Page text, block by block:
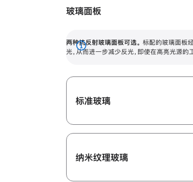
有高亮光源的场所使用，也能保持出色画质。
玻璃面板
两种抗反射玻璃面板可选。 标配的玻璃面板
光，从而进一步减少反光，即使在高亮光源的
展
标准玻璃
纳米纹理玻璃